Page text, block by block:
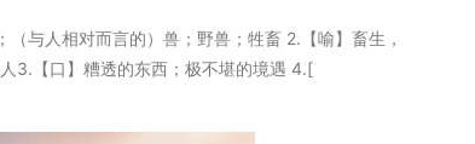
与人相对而言的）兽；野兽；牲畜 2.【喻】畜生，
3.【口】糟透的东西；极不堪的境遇 4.[